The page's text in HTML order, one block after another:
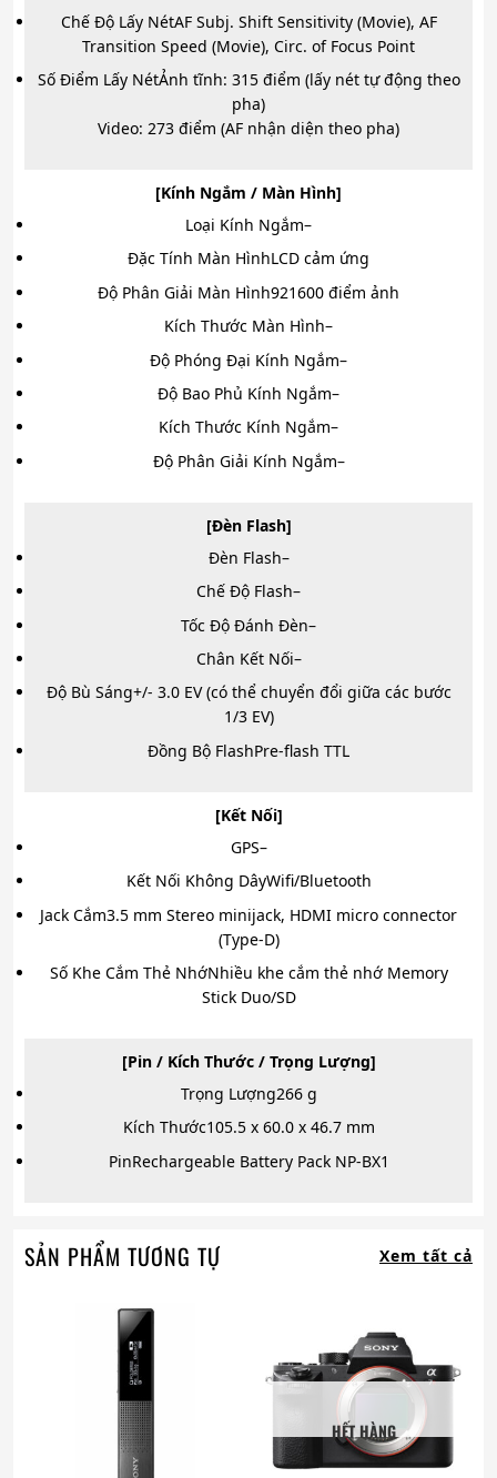
Chế Độ Lấy NétAF Subj. Shift Sensitivity (Movie), AF
Transition Speed (Movie), Circ. of Focus Point
Số Điểm Lấy NétẢnh tĩnh: 315 điểm (lấy nét tự động theo
pha)
Video: 273 điểm (AF nhận diện theo pha)
[Kính Ngắm / Màn Hình]
Loại Kính Ngắm–
Đặc Tính Màn HìnhLCD cảm ứng
Độ Phân Giải Màn Hình921600 điểm ảnh
Kích Thước Màn Hình–
Độ Phóng Đại Kính Ngắm–
Độ Bao Phủ Kính Ngắm–
Kích Thước Kính Ngắm–
Độ Phân Giải Kính Ngắm–
[Đèn Flash]
Đèn Flash–
Chế Độ Flash–
Tốc Độ Đánh Đèn–
Chân Kết Nối–
Độ Bù Sáng+/- 3.0 EV (có thể chuyển đổi giữa các bước
1/3 EV)
Đồng Bộ FlashPre-flash TTL
[Kết Nối]
GPS–
Kết Nối Không DâyWifi/Bluetooth
Jack Cắm3.5 mm Stereo minijack, HDMI micro connector
(Type-D)
Số Khe Cắm Thẻ NhớNhiều khe cắm thẻ nhớ Memory
Stick Duo/SD
[Pin / Kích Thước / Trọng Lượng]
Trọng Lượng266 g
Kích Thước105.5 x 60.0 x 46.7 mm
PinRechargeable Battery Pack NP-BX1
SẢN PHẨM TƯƠNG TỰ Xem tất cả
HẾT HÀNG